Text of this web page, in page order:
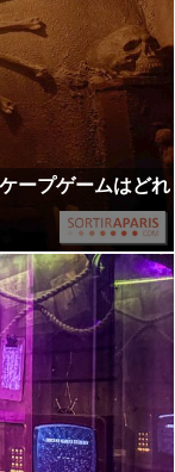
ープゲームはどれ